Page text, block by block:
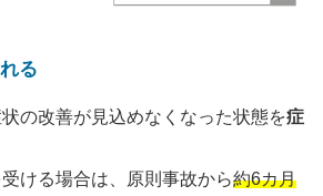
る
の改善が見込めなくなった状態を症
ける場合は、原則事故から約6カ月